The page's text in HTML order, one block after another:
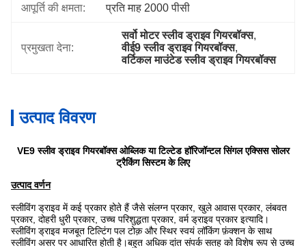
आपूर्ति की क्षमता: प्रति माह 2000 पीसी
प्रमुखता देना:
सर्वो मोटर स्लीव ड्राइव गियरबॉक्स,
वीई9 स्लीव ड्राइव गियरबॉक्स,
वर्टिकल माउंटेड स्लीव ड्राइव गियरबॉक्स
उत्पाद विवरण
VE9 स्लीव ड्राइव गियरबॉक्स ओब्लिक या टिल्टेड हॉरिजॉन्टल सिंगल एक्सिस सोलर
ट्रैकिंग सिस्टम के लिए
उत्पाद वर्णन
स्लीविंग ड्राइव में कई प्रकार होते हैं जैसे संलग्न प्रकार, खुले आवास प्रकार, लंबवत
प्रकार, दोहरी धुरी प्रकार, उच्च परिशुद्धता प्रकार, वर्म ड्राइव प्रकार इत्यादि।
स्लीविंग ड्राइव मजबूत टिल्टिंग पल टोक़ और स्थिर स्वयं लॉकिंग फ़ंक्शन के साथ
स्लीविंग असर पर आधारित होती है।बहुत अधिक दांत संपर्क सतह को विशेष रूप से उच्च